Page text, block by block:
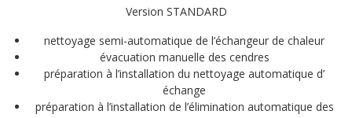
Version STANDARD
nettoyage semi-automatique de l’échangeur de chaleur
évacuation manuelle des cendres
préparation à l’installation du nettoyage automatique d’
échange
préparation à l’installation de l’élimination automatique des